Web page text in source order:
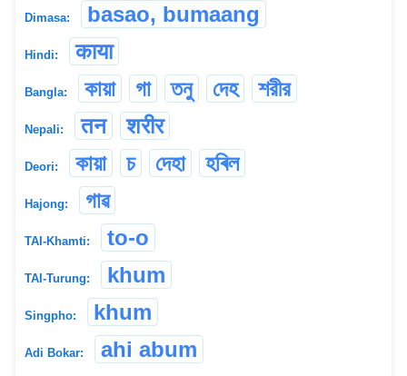
Dimasa: basao, bumaang
Hindi: काया
Bangla: কায়া গা তনু দেহ শরীর
Nepali: तन शरीर
Deori: কায়া চ দেহা হৰিল
Hajong: গাৱ
TAI-Khamti: to-o
TAI-Turung: khum
Singpho: khum
Adi Bokar: ahi abum